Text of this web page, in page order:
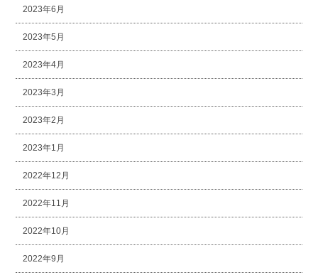
2023年6月
2023年5月
2023年4月
2023年3月
2023年2月
2023年1月
2022年12月
2022年11月
2022年10月
2022年9月